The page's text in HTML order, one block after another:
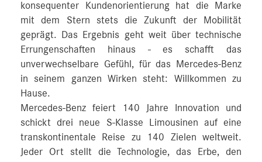
konsequenter Kundenorientierung hat die Marke
mit dem Stern stets die Zukunft der Mobilität
geprägt. Das Ergebnis geht weit über technische
Errungenschaften hinaus - es schafft das
unverwechselbare Gefühl, für das Mercedes-Benz
in seinem ganzen Wirken steht: Willkommen zu
Hause.
Mercedes-Benz feiert 140 Jahre Innovation und
schickt drei neue S-Klasse Limousinen auf eine
transkontinentale Reise zu 140 Zielen weltweit.
Jeder Ort stellt die Technologie, das Erbe, den